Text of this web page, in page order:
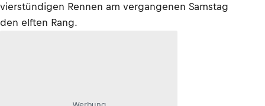
vierstündigen Rennen am vergangenen Samstag
den elften Rang.
Werbung